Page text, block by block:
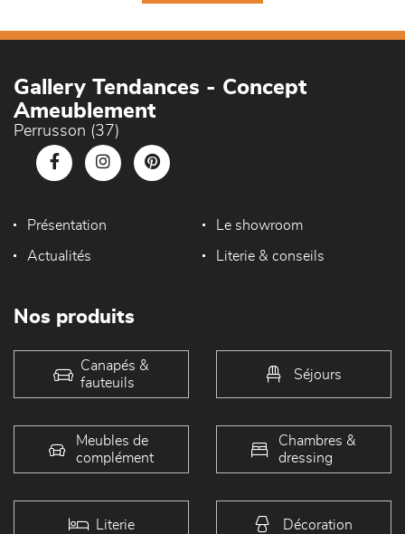
Gallery Tendances - Concept
Ameublement
Perrusson (37)
Présentation Le showroom
Actualités Literie & conseils
Nos produits
Canapés &
fauteuils
Séjours
Meubles de
complément
Chambres &
dressing
Literie Décoration